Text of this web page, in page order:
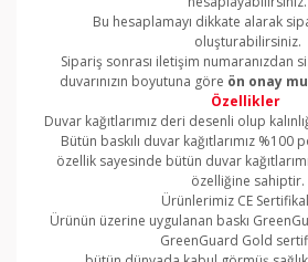
Bu hesaplamayı dikkate alarak
oluşturabilirsiniz.
Sipariş sonrası iletişim numaranızdan
duvarınızın boyutuna göre ön onay
Özellikler
Duvar kağıtlarımız deri desenli olup
Bütün baskılı duvar kağıtlarımız %100
özellik sayesinde bütün duvar
özelliğine sahiptir.
Ürünlerimiz CE
Ürünün üzerine uygulanan baskı
GreenGuard Gold